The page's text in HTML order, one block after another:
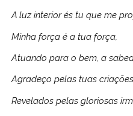
A luz interior és tu que me
Minha força é a tua força,
Atuando para o bem, a
Agradeço pelas tuas
Revelados pelas gloriosas